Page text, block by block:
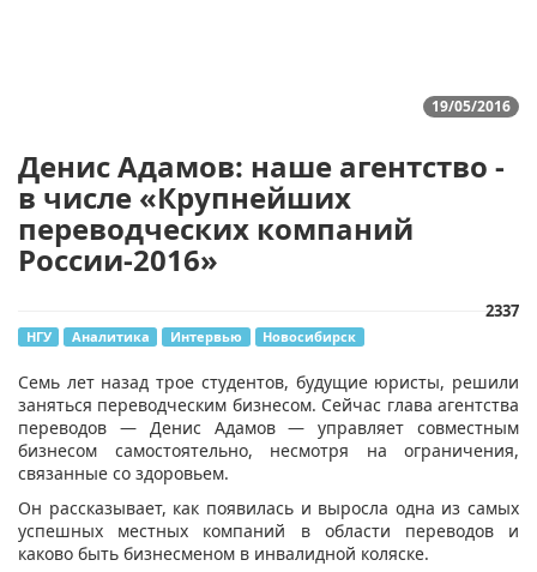
19/05/2016
Денис Адамов: наше агентство -
в числе «Крупнейших
переводческих компаний
России-2016»
2337
НГУ Аналитика Интервью Новосибирск
Семь лет назад трое студентов, будущие юристы, решили
заняться переводческим бизнесом. Сейчас глава агентства
переводов — Денис Адамов — управляет совместным
бизнесом самостоятельно, несмотря на ограничения,
связанные со здоровьем.
Он рассказывает, как появилась и выросла одна из самых
успешных местных компаний в области переводов и
каково быть бизнесменом в инвалидной коляске.